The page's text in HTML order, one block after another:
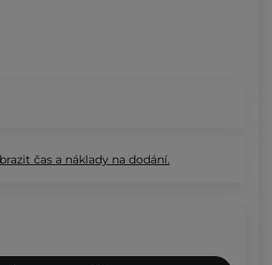
čas a náklady na dodání.